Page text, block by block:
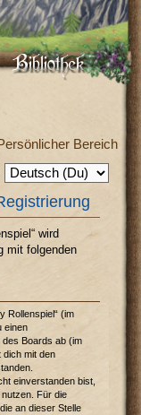
Bereich
wird
mit folgenden
Rollenspiel“ (im
einen
Boards ab (im
dich mit den
einverstanden bist,
Für die
an dieser Stelle